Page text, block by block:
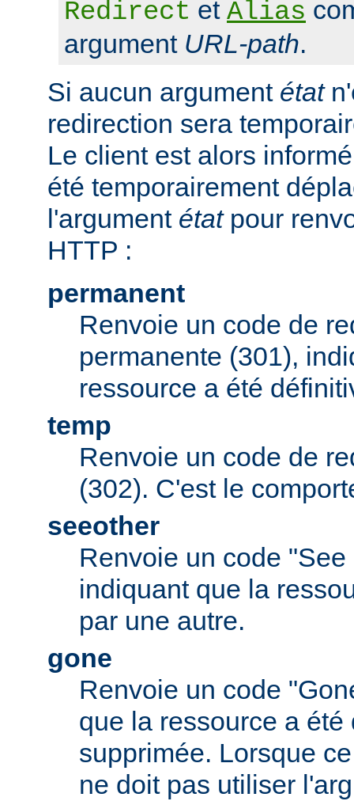
Redirect et Alias
argument URL-path.
Si aucun argument état
redirection sera
Le client est alors
été temporairement
l'argument étatpour
HTTP :
permanent
Renvoie un code de
permanente (301),
ressource a été
temp
Renvoie un code de
(302). C'est le
seeother
Renvoie un code
indiquant que la
par une autre.
gone
Renvoie un code
que la ressource a été
supprimée. Lorsque
ne doit pas utiliser